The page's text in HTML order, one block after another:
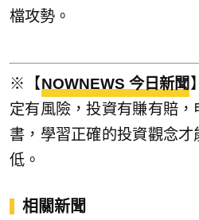
檔攻勢。
※【NOWNEWS 今日新聞
定有風險，投資有賺有賠
書，學習正確的投資觀念
低。
相關新聞